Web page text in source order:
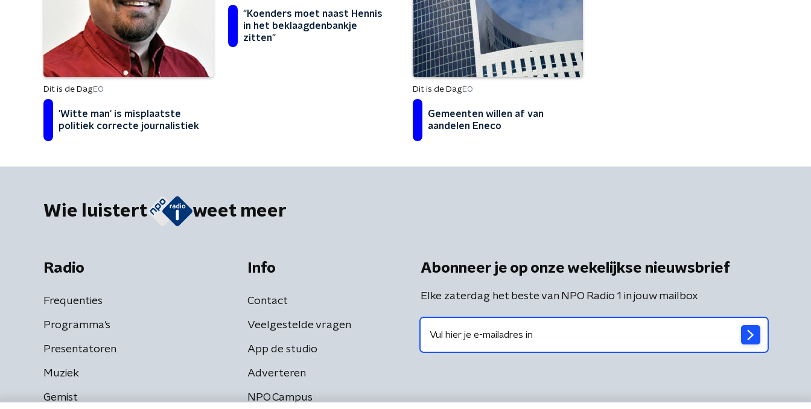
Dit is de DagEO
'Witte man' is misplaatste
politiek correcte journalistiek
"Koenders moet naast Hennis
in het beklaagdenbankje
zitten"
Dit is de DagEO
Gemeenten willen af van
aandelen Eneco
Wie luistert weet meer
Radio
Frequenties
Programma's
Presentatoren
Muziek
Gemist
Info
Contact
Veelgestelde vragen
App de studio
Adverteren
NPO Campus
Abonneer je op onze wekelijkse nieuwsbrief
Elke zaterdag het beste van NPO Radio 1 in jouw mailbox